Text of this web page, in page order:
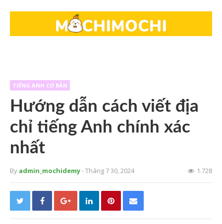
TIẾNG ANH CƠ BẢN
Hướng dẫn cách viết địa
chỉ tiếng Anh chính xác
nhất
By admin_mochidemy- Tháng 7 30, 2024 1.728